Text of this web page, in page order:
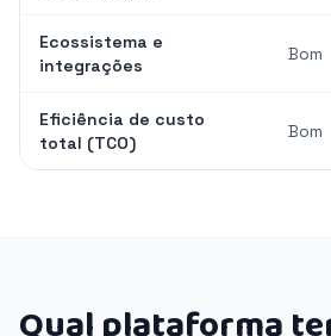
Ecossistema e
integrações
Bom
Eficiência de custo
total (TCO)
Bom